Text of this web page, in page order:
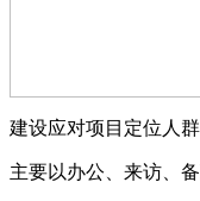
建设应对项⽬定位⼈
主要以办公、来访、